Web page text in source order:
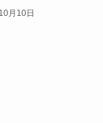
月10日